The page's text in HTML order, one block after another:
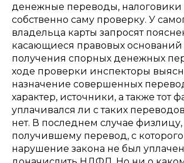
денежные переводы, налоговики
собственно саму проверку. У
владельца карты запросят
касающиеся правовых оснований
получения спорных денежных
ходе проверки инспекторы
назначение совершенных
характер, источники, а также тот
уплачивался ли с таких
нет. В последнем случае физлицу,
получившему перевод, с
нарушение закона не был уплачен